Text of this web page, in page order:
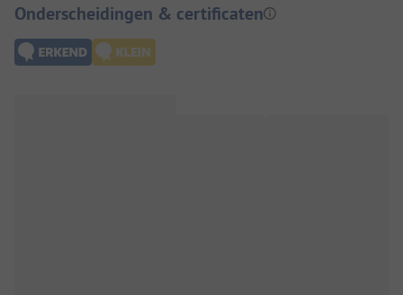
Onderscheidingen & certificaten